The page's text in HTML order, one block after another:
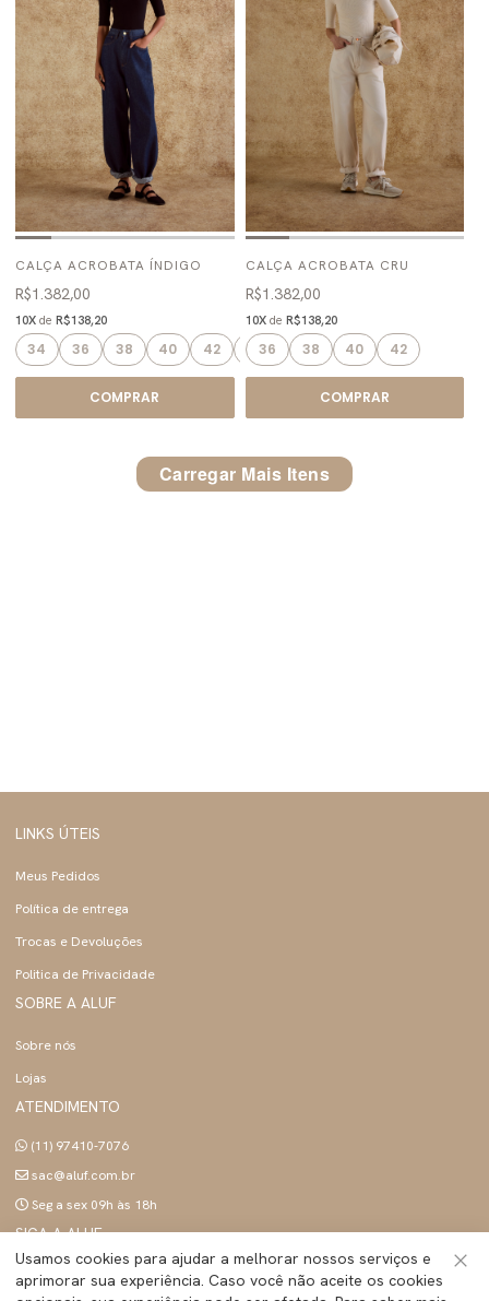
CALÇA ACROBATA ÍNDIGO
R$1.382,00
10X de R$138,20
34 36 38 40 42 44
COMPRAR
CALÇA ACROBATA CRU
R$1.382,00
10X de R$138,20
36 38 40 42
COMPRAR
Carregar Mais Itens
LINKS ÚTEIS
Meus Pedidos
Política de entrega
Trocas e Devoluções
Politica de Privacidade
SOBRE A ALUF
Sobre nós
Lojas
ATENDIMENTO
(11) 97410-7076
sac@aluf.com.br
Seg a sex 09h às 18h
SIGA A ALUF
Usamos cookies para ajudar a melhorar nossos serviços e
aprimorar sua experiência. Caso você não aceite os cookies